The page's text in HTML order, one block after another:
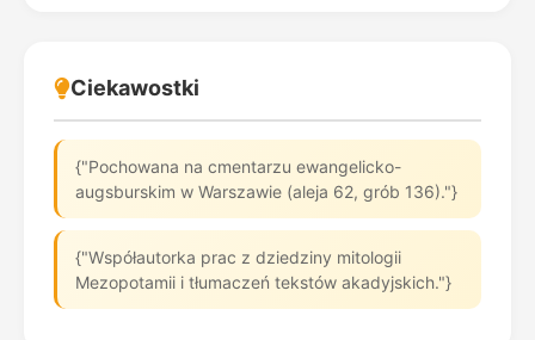
Ciekawostki
{"Pochowana na cmentarzu ewangelicko-
augsburskim w Warszawie (aleja 62, grób 136)."}
{"Współautorka prac z dziedziny mitologii
Mezopotamii i tłumaczeń tekstów akadyjskich."}